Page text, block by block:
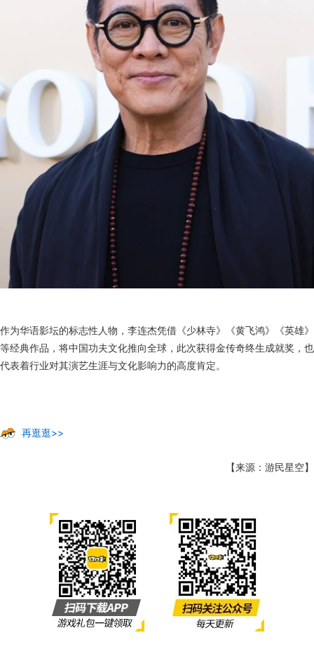
作为华语影坛的标志性人物，李连杰凭借《少林寺》《黄飞鸿》《英雄》
等经典作品，将中国功夫文化推向全球，此次获得金传奇终生成就奖，也
代表着行业对其演艺生涯与文化影响力的高度肯定。
再逛逛>>
【来源：游民星空】